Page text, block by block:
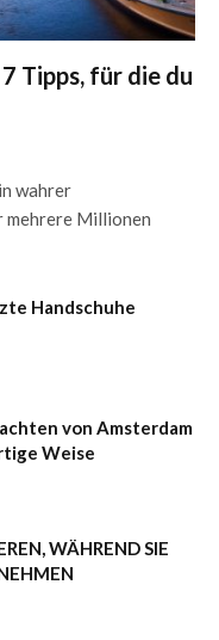
Tipps, für die du
wahrer
mehrere Millionen
Handschuhe
von Amsterdam
Weise
WÄHREND SIE